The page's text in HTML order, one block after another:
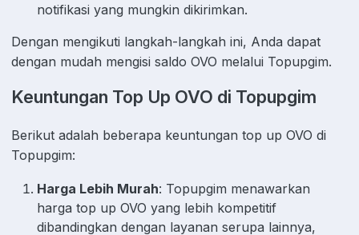
notifikasi yang mungkin dikirimkan.
Dengan mengikuti langkah-langkah ini, Anda dapat
dengan mudah mengisi saldo OVO melalui Topupgim.
Keuntungan Top Up OVO di Topupgim
Berikut adalah beberapa keuntungan top up OVO di
Topupgim:
Harga Lebih Murah: Topupgim menawarkan
harga top up OVO yang lebih kompetitif
dibandingkan dengan layanan serupa lainnya,